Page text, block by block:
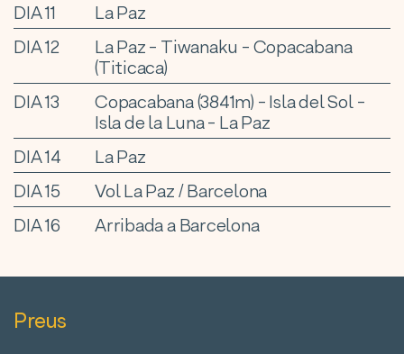
DIA 11
La Paz
DIA 12
La Paz - Tiwanaku - Copacabana
(Titicaca)
DIA 13
Copacabana (3841m) - Isla del Sol -
Isla de la Luna - La Paz
DIA 14
La Paz
DIA 15
Vol La Paz / Barcelona
DIA 16
Arribada a Barcelona
Preus